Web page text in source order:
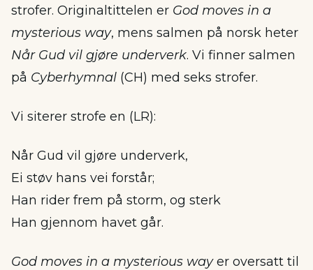
strofer. Originaltittelen er God moves in a
mysterious way, mens salmen på norsk heter
Når Gud vil gjøre underverk. Vi finner salmen
på Cyberhymnal (CH) med seks strofer.
Vi siterer strofe en (LR):
Når Gud vil gjøre underverk,
Ei støv hans vei forstår;
Han rider frem på storm, og sterk
Han gjennom havet går.
God moves in a mysterious wayer oversatt til